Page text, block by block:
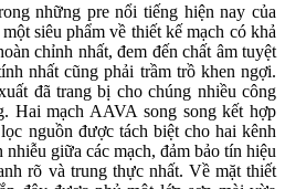
những pre nổi tiếng hiện nay của
siêu phẩm về thiết kế mạch có khả
chỉnh nhất, đem đến chất âm tuyệt
nhất cũng phải trầm trồ khen ngợi.
đã trang bị cho chúng nhiều công
Hai mạch AAVA song song kết hợp
nguồn được tách biệt cho hai kênh
giữa các mạch, đảm bảo tín hiệu
rõ và trung thực nhất. Về mặt thiết